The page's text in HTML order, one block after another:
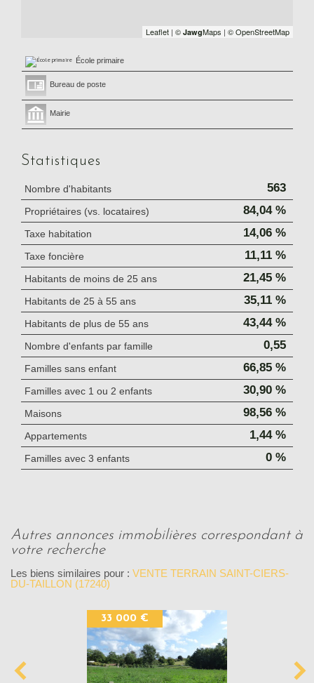
Leaflet | © JawgMaps | © OpenStreetMap
École primaire
Bureau de poste
Mairie
Statistiques
Nombre d'habitants 563
Propriétaires (vs. locataires) 84,04 %
Taxe habitation 14,06 %
Taxe foncière 11,11 %
Habitants de moins de 25 ans 21,45 %
Habitants de 25 à 55 ans 35,11 %
Habitants de plus de 55 ans 43,44 %
Nombre d'enfants par famille 0,55
Familles sans enfant 66,85 %
Familles avec 1 ou 2 enfants 30,90 %
Maisons 98,56 %
Appartements 1,44 %
Familles avec 3 enfants 0 %
autres annonces immobilières correspondant à
votre recherche
Les biens similaires pour : VENTE TERRAIN SAINT-CIERS-
DU-TAILLON (17240)
33 000 €